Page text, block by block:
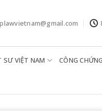
SƯ VIỆT NAM CÔNG CHỨNG